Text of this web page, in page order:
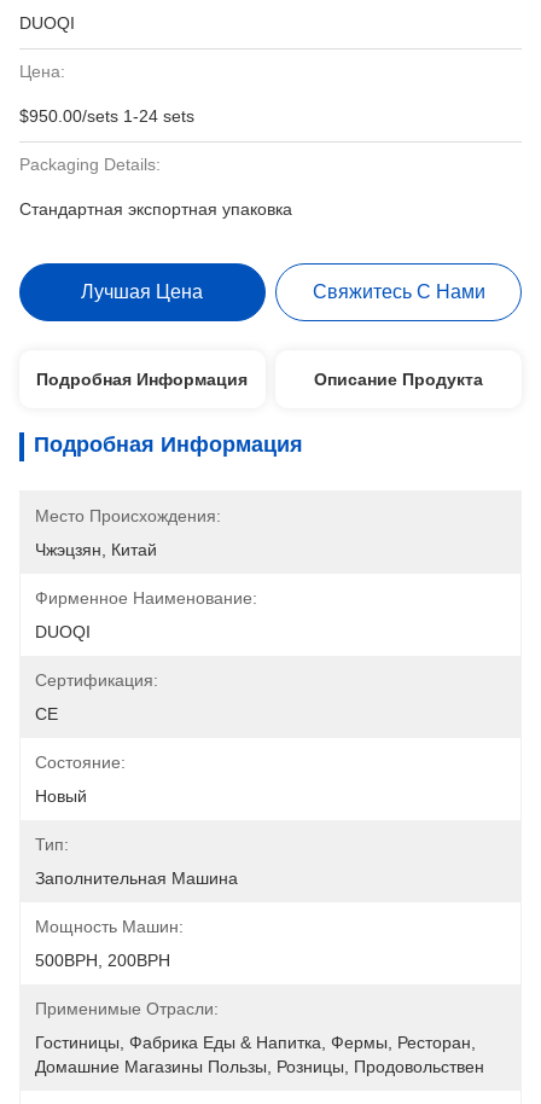
DUOQI
Цена:
$950.00/sets 1-24 sets
Packaging Details:
Стандартная экспортная упаковка
Лучшая Цена Свяжитесь С Нами
Подробная Информация Описание Продукта
Подробная Информация
Место Происхождения:
Чжэцзян, Китай
Фирменное Наименование:
DUOQI
Сертификация:
CE
Состояние:
Новый
Тип:
Заполнительная Машина
Мощность Машин:
500BPH, 200BPH
Применимые Отрасли:
Гостиницы, Фабрика Еды & Напитка, Фермы, Ресторан,
Домашние Магазины Пользы, Розницы, Продовольствен